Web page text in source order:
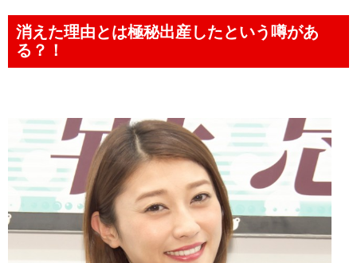
消えた理由とは極秘出産したという噂があ
る？！